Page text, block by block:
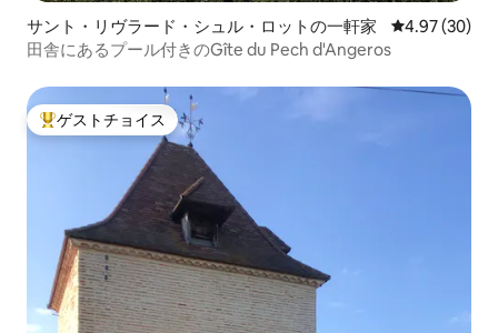
サント・リヴラード・シュル・ロットの一軒家 レビュー30
4.97 (30)
田舎にあるプール付きのGîte du Pech d'Angeros
大好評のゲストチョイスです。
ゲストチョイス